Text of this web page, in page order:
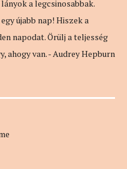
a legcsinosabbak.
újabb nap! Hiszek a
napodat. Örülj a teljesség
ahogy van. - Audrey Hepburn